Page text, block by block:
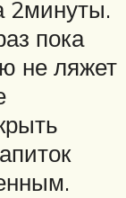
2минуты.
пока
не ляжет